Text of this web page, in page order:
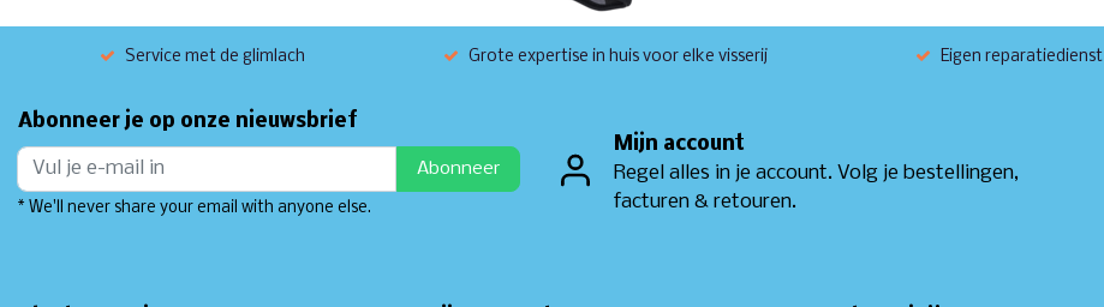
Service met de glimlach Grote expertise in huis voor elke visserij Eigen reparatiedienst
Abonneer je op onze nieuwsbrief
Abonneer
* We'll never share your email with anyone else.
Mijn account
Regel alles in je account. Volg je bestellingen,
facturen & retouren.